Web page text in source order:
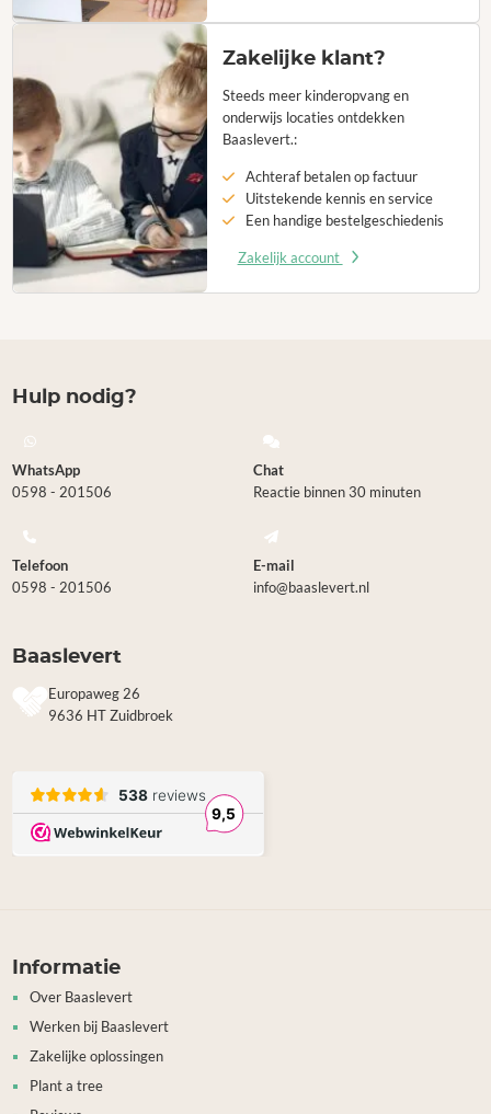
Zakelijke klant?
Steeds meer kinderopvang en
onderwijs locaties ontdekken
Baaslevert.:
Achteraf betalen op factuur
Uitstekende kennis en service
Een handige bestelgeschiedenis
Zakelijk account
Hulp nodig?
WhatsApp
0598 - 201506
Chat
Reactie binnen 30 minuten
Telefoon
0598 - 201506
E-mail
info@baaslevert.nl
Baaslevert
Europaweg 26
9636 HT Zuidbroek
Informatie
Over Baaslevert
Werken bij Baaslevert
Zakelijke oplossingen
Plant a tree